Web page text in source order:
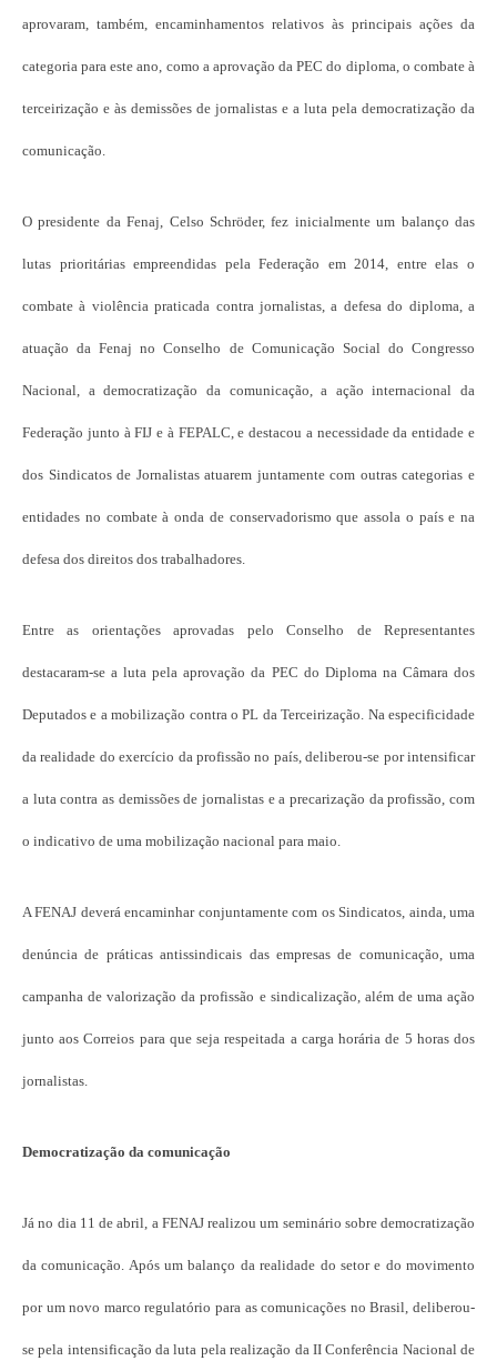
aprovaram, também, encaminhamentos relativos às principais ações da
categoria para este ano, como a aprovação da PEC do diploma, o combate à
terceirização e às demissões de jornalistas e a luta pela democratização da
comunicação.
O presidente da Fenaj, Celso Schröder, fez inicialmente um balanço das
lutas prioritárias empreendidas pela Federação em 2014, entre elas o
combate à violência praticada contra jornalistas, a defesa do diploma, a
atuação da Fenaj no Conselho de Comunicação Social do Congresso
Nacional, a democratização da comunicação, a ação internacional da
Federação junto à FIJ e à FEPALC, e destacou a necessidade da entidade e
dos Sindicatos de Jornalistas atuarem juntamente com outras categorias e
entidades no combate à onda de conservadorismo que assola o país e na
defesa dos direitos dos trabalhadores.
Entre as orientações aprovadas pelo Conselho de Representantes
destacaram-se a luta pela aprovação da PEC do Diploma na Câmara dos
Deputados e a mobilização contra o PL da Terceirização. Na especificidade
da realidade do exercício da profissão no país, deliberou-se por intensificar
a luta contra as demissões de jornalistas e a precarização da profissão, com
o indicativo de uma mobilização nacional para maio.
A FENAJ deverá encaminhar conjuntamente com os Sindicatos, ainda, uma
denúncia de práticas antissindicais das empresas de comunicação, uma
campanha de valorização da profissão e sindicalização, além de uma ação
junto aos Correios para que seja respeitada a carga horária de 5 horas dos
jornalistas.
Democratização da comunicação
Já no dia 11 de abril, a FENAJ realizou um seminário sobre democratização
da comunicação. Após um balanço da realidade do setor e do movimento
por um novo marco regulatório para as comunicações no Brasil, deliberou-
se pela intensificação da luta pela realização da II Conferência Nacional de